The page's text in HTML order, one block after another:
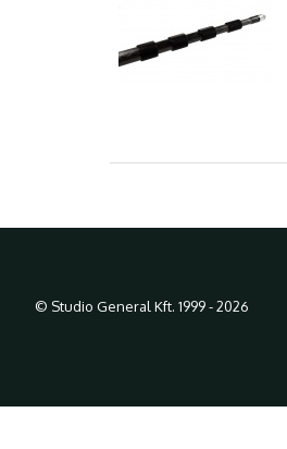
© Studio General Kft. 1999 - 2026